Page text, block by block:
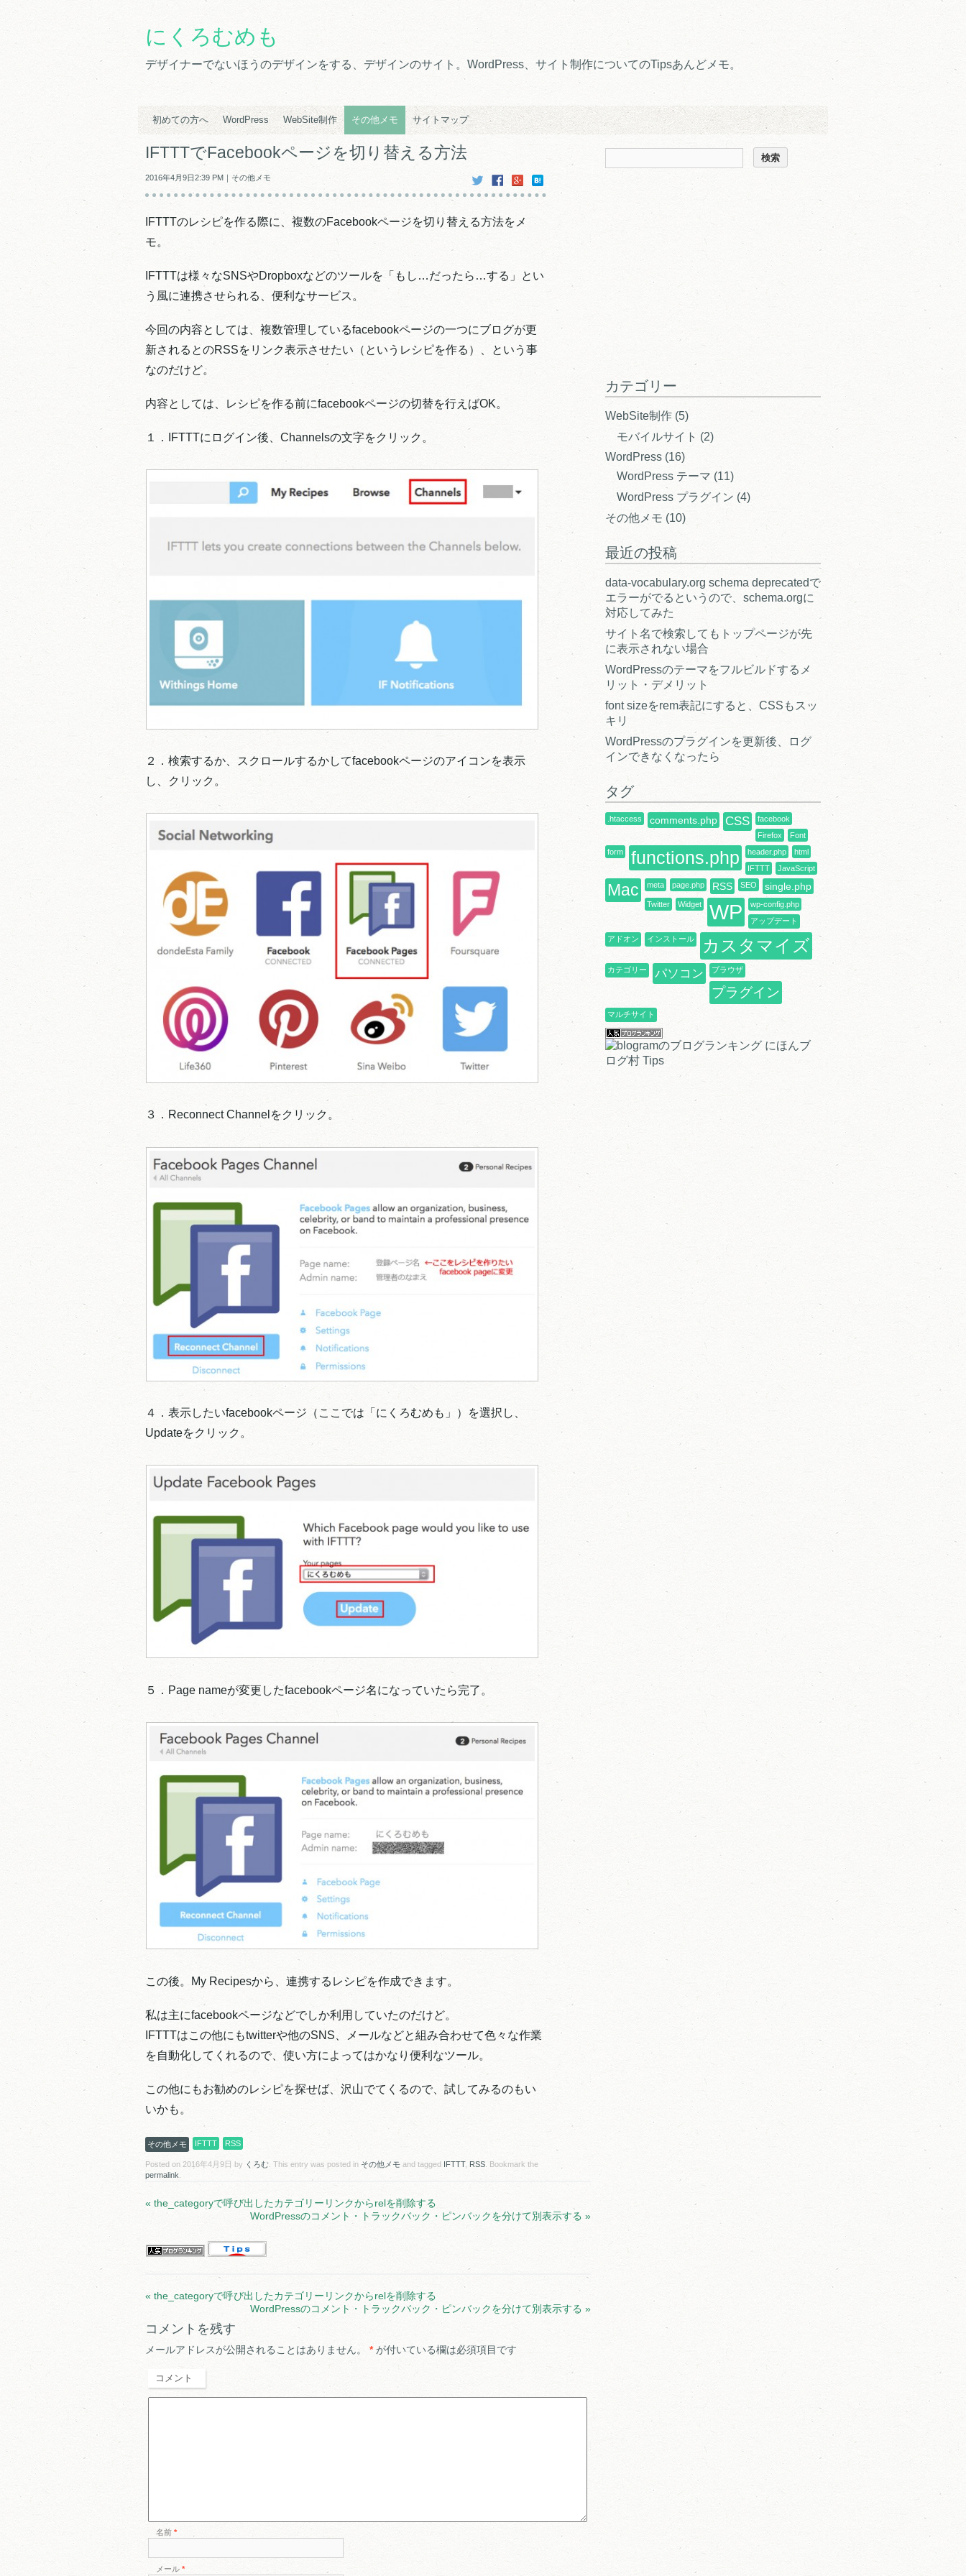
にくろむめも
デザイナーでないほうのデザインをする、デザインのサイト。WordPress、サイト制作についてのTipsあんどメモ。
初めての方へ WordPress WebSite制作 その他メモ サイトマップ
IFTTTでFacebookページを切り替える方法
2016年4月9日2:39 PM｜ その他メモ
IFTTTのレシピを作る際に、複数のFacebookページを切り替える方法をメ
モ。
IFTTTは様々なSNSやDropboxなどのツールを「もし…だったら…する」とい
う風に連携させられる、便利なサービス。
今回の内容としては、複数管理しているfacebookページの一つにブログが更
新されるとのRSSをリンク表示させたい（というレシピを作る）、という事
なのだけど。
内容としては、レシピを作る前にfacebookページの切替を行えばOK。
１．IFTTTにログイン後、Channelsの文字をクリック。
２．検索するか、スクロールするかしてfacebookページのアイコンを表示
し、クリック。
３．Reconnect Channelをクリック。
４．表示したいfacebookページ（ここでは「にくろむめも」）を選択し、
Updateをクリック。
５．Page nameが変更したfacebookページ名になっていたら完了。
この後。My Recipesから、連携するレシピを作成できます。
私は主にfacebookページなどでしか利用していたのだけど。
IFTTTはこの他にもtwitterや他のSNS、メールなどと組み合わせて色々な作業
を自動化してくれるので、使い方によってはかなり便利なツール。
この他にもお勧めのレシピを探せば、沢山でてくるので、試してみるのもい
いかも。
その他メモ IFTTT RSS
Posted on 2016年4月9日 by くろむ . This entry was posted in その他メモ and tagged IFTTT, RSS . Bookmark the
permalink
« the_categoryで呼び出したカテゴリーリンクからrelを削除する
WordPressのコメント・トラックバック・ピンバックを分けて別表示する »
« the_categoryで呼び出したカテゴリーリンクからrelを削除する
WordPressのコメント・トラックバック・ピンバックを分けて別表示する »
コメントを残す
メールアドレスが公開されることはありません。 *が付いている欄は必須項目です
コメント
名前 *
メール *
カテゴリー
WebSite制作 (5)
モバイルサイト (2)
WordPress (16)
WordPress テーマ (11)
WordPress プラグイン (4)
その他メモ (10)
最近の投稿
data-vocabulary.org schema deprecatedで
エラーがでるというので、schema.orgに
対応してみた
サイト名で検索してもトップページが先
に表示されない場合
WordPressのテーマをフルビルドするメ
リット・デメリット
font sizeをrem表記にすると、CSSもスッ
キリ
WordPressのプラグインを更新後、ログ
インできなくなったら
タグ
.htaccess comments.php CSS
facebook
Firefox
Font
form
functions.php header.php
html
IFTTT
JavaScript
Mac meta page.php RSS SEO single.php
Twitter Widget WP
wp-config.php
アップデート
アドオン インストール カスタマイズ
カテゴリー パソコン ブラウザ
プラグイン
マルチサイト
にほんブ
ログ村 Tips